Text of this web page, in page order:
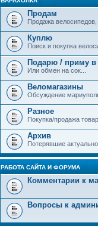
Продам
Продажа
Куплю
Поиск и покупка
Подарю / приму в
Или обмен на сок...
Веломагазины
Обсуждение
Разное
Покупка/продажа
Архив
Потерявшие
РАБОТА САЙТА И ФОРУМА
Комментарии к
Вопросы к